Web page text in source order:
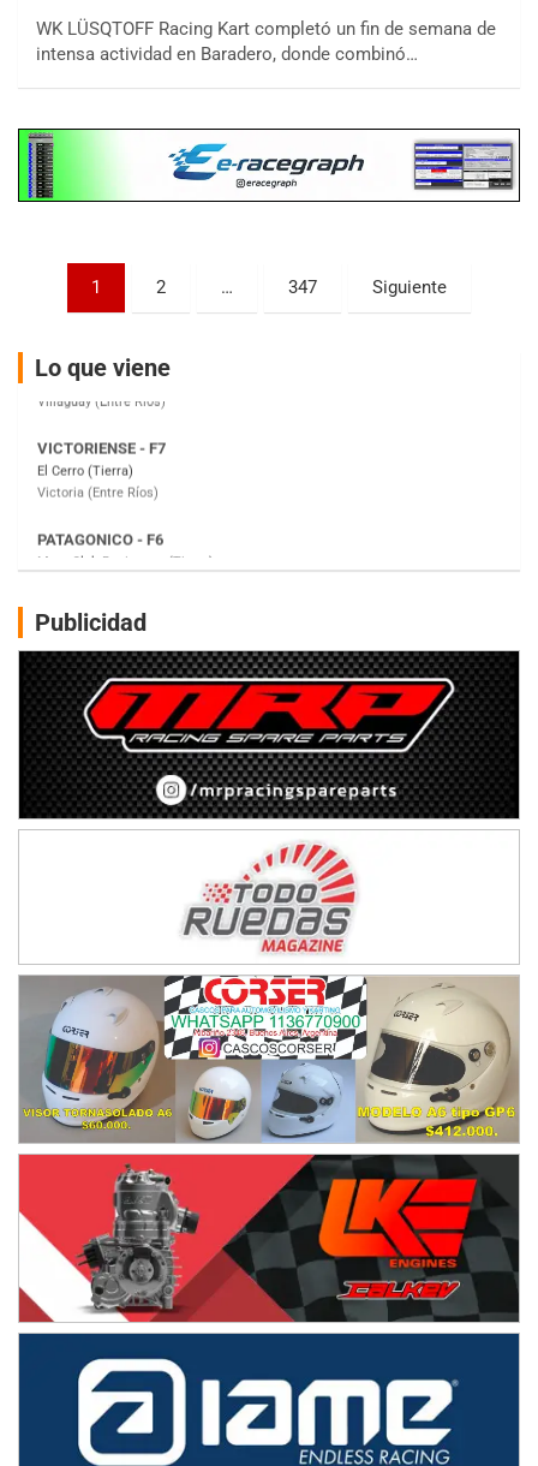
WK LÜSQTOFF Racing Kart completó un fin de semana de
intensa actividad en Baradero, donde combinó…
Paginación
entradas
1 2 … 347 Siguiente
Lo que viene
08/09-AGO
IAME SERIES ARGENTINA 6
Ramiro Tot (Asfalto)
KDO - F6
Ciudad de Trenque Lauquen (Asfalto)
Trenque Lauquen (Buenos Aires)
Parque de la Velocidad (Asfalto)
Villaguay (Entre Ríos)
El Cerro (Tierra)
Victoria (Entre Ríos)
Moto Club Reginense (Tierra)
Gral. E. Godoy (Río Negro)
Juventud Unida (Tierra)
Humboldt (Santa Fe)
NORESTE SANTAFESINO - F6
Ciudad de Avellaneda (Asfalto)
Avellaneda (Santa Fe)
SUR SANTAFESINO - F4
José Samuel Sánchez (Tierra)
Rufino (Santa Fe)
TUCUMANO - F5
Juan Navarro (Asfalto)
COBERTURA ESPECIAL DE E-KART.COM.AR
Ramiro Tot (Asfalto)
Baradero (Buenos Aires)
KDO - F6
Ciudad de Trenque Lauquen (Asfalto)
Trenque Lauquen (Buenos Aires)
ENTRERRIANO - F6 (POSTERGADA)
Parque de la Velocidad (Asfalto)
Villaguay (Entre Ríos)
VICTORIENSE - F7
El Cerro (Tierra)
Victoria (Entre Ríos)
PATAGONICO - F6
Moto Club Reginense (Tierra)
Gral. E. Godoy (Río Negro)
Juventud Unida (Tierra)
Humboldt (Santa Fe)
Publicidad